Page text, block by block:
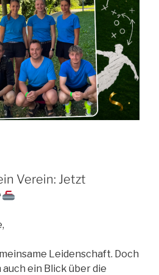
Verein: Jetzt
Leidenschaft. Doch
ein Blick über die